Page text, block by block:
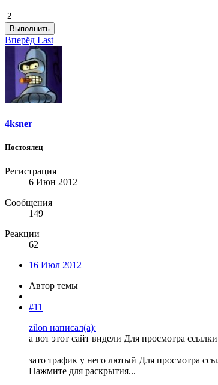
Выполнить
Вперёд Last
4ksner
Постоялец
Регистрация
6 Июн 2012
Сообщения
149
Реакции
62
16 Июл 2012
Автор темы
#11
zilon написал(а):
а вот этот сайт видели Для просмотра ссылки
зато трафик у него лютый Для просмотра
Нажмите для раскрытия...